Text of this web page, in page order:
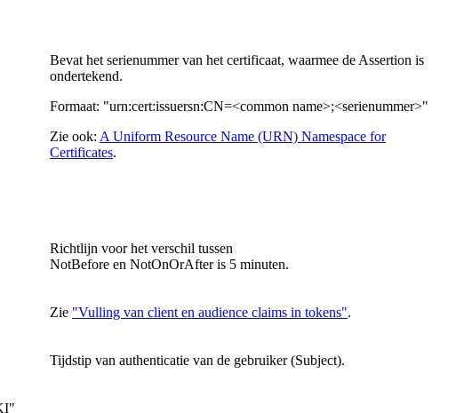
Bevat het serienummer van het certificaat, waarmee de Assertion is
ondertekend.
Formaat: "urn:cert:issuersn:CN=<common name>;<serienummer>"
Zie ook: A Uniform Resource Name (URN) Namespace for
Certificates.
Richtlijn voor het verschil tussen
NotBefore en NotOnOrAfter is 5 minuten.
Zie "Vulling van client en audience claims in tokens".
Tijdstip van authenticatie van de gebruiker (Subject).